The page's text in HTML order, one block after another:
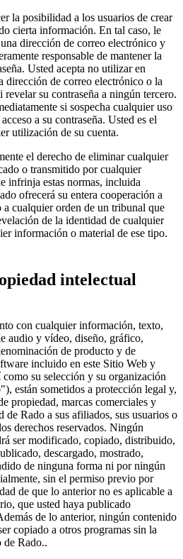
la posibilidad a los usuarios de crear
cierta información. En tal caso, le
dirección de correo electrónico y
responsable de mantener la
Usted acepta no utilizar en
dirección de correo electrónico o la
su contraseña a ningún tercero.
si sospecha cualquier uso
a su contraseña. Usted es el
utilización de su cuenta.
el derecho de eliminar cualquier
o transmitido por cualquier
infrinja estas normas, incluida
ofrecerá su entera cooperación a
cualquier orden de un tribunal que
de la identidad de cualquier
información o material de ese tipo.
intelectual
con cualquier información, texto,
audio y vídeo, diseño, gráfico,
de producto y de
incluido en este Sitio Web y
su selección y su organización
están sometidos a protección legal y,
propiedad, marcas comerciales y
de Rado a sus afiliados, sus usuarios o
derechos reservados. Ningún
ser modificado, copiado, distribuido,
descargado, mostrado,
de ninguna forma ni por ningún
sin el permiso previo por
de que lo anterior no es aplicable a
que usted haya publicado
de lo anterior, ningún contenido
copiado a otros programas sin la
de Rado..